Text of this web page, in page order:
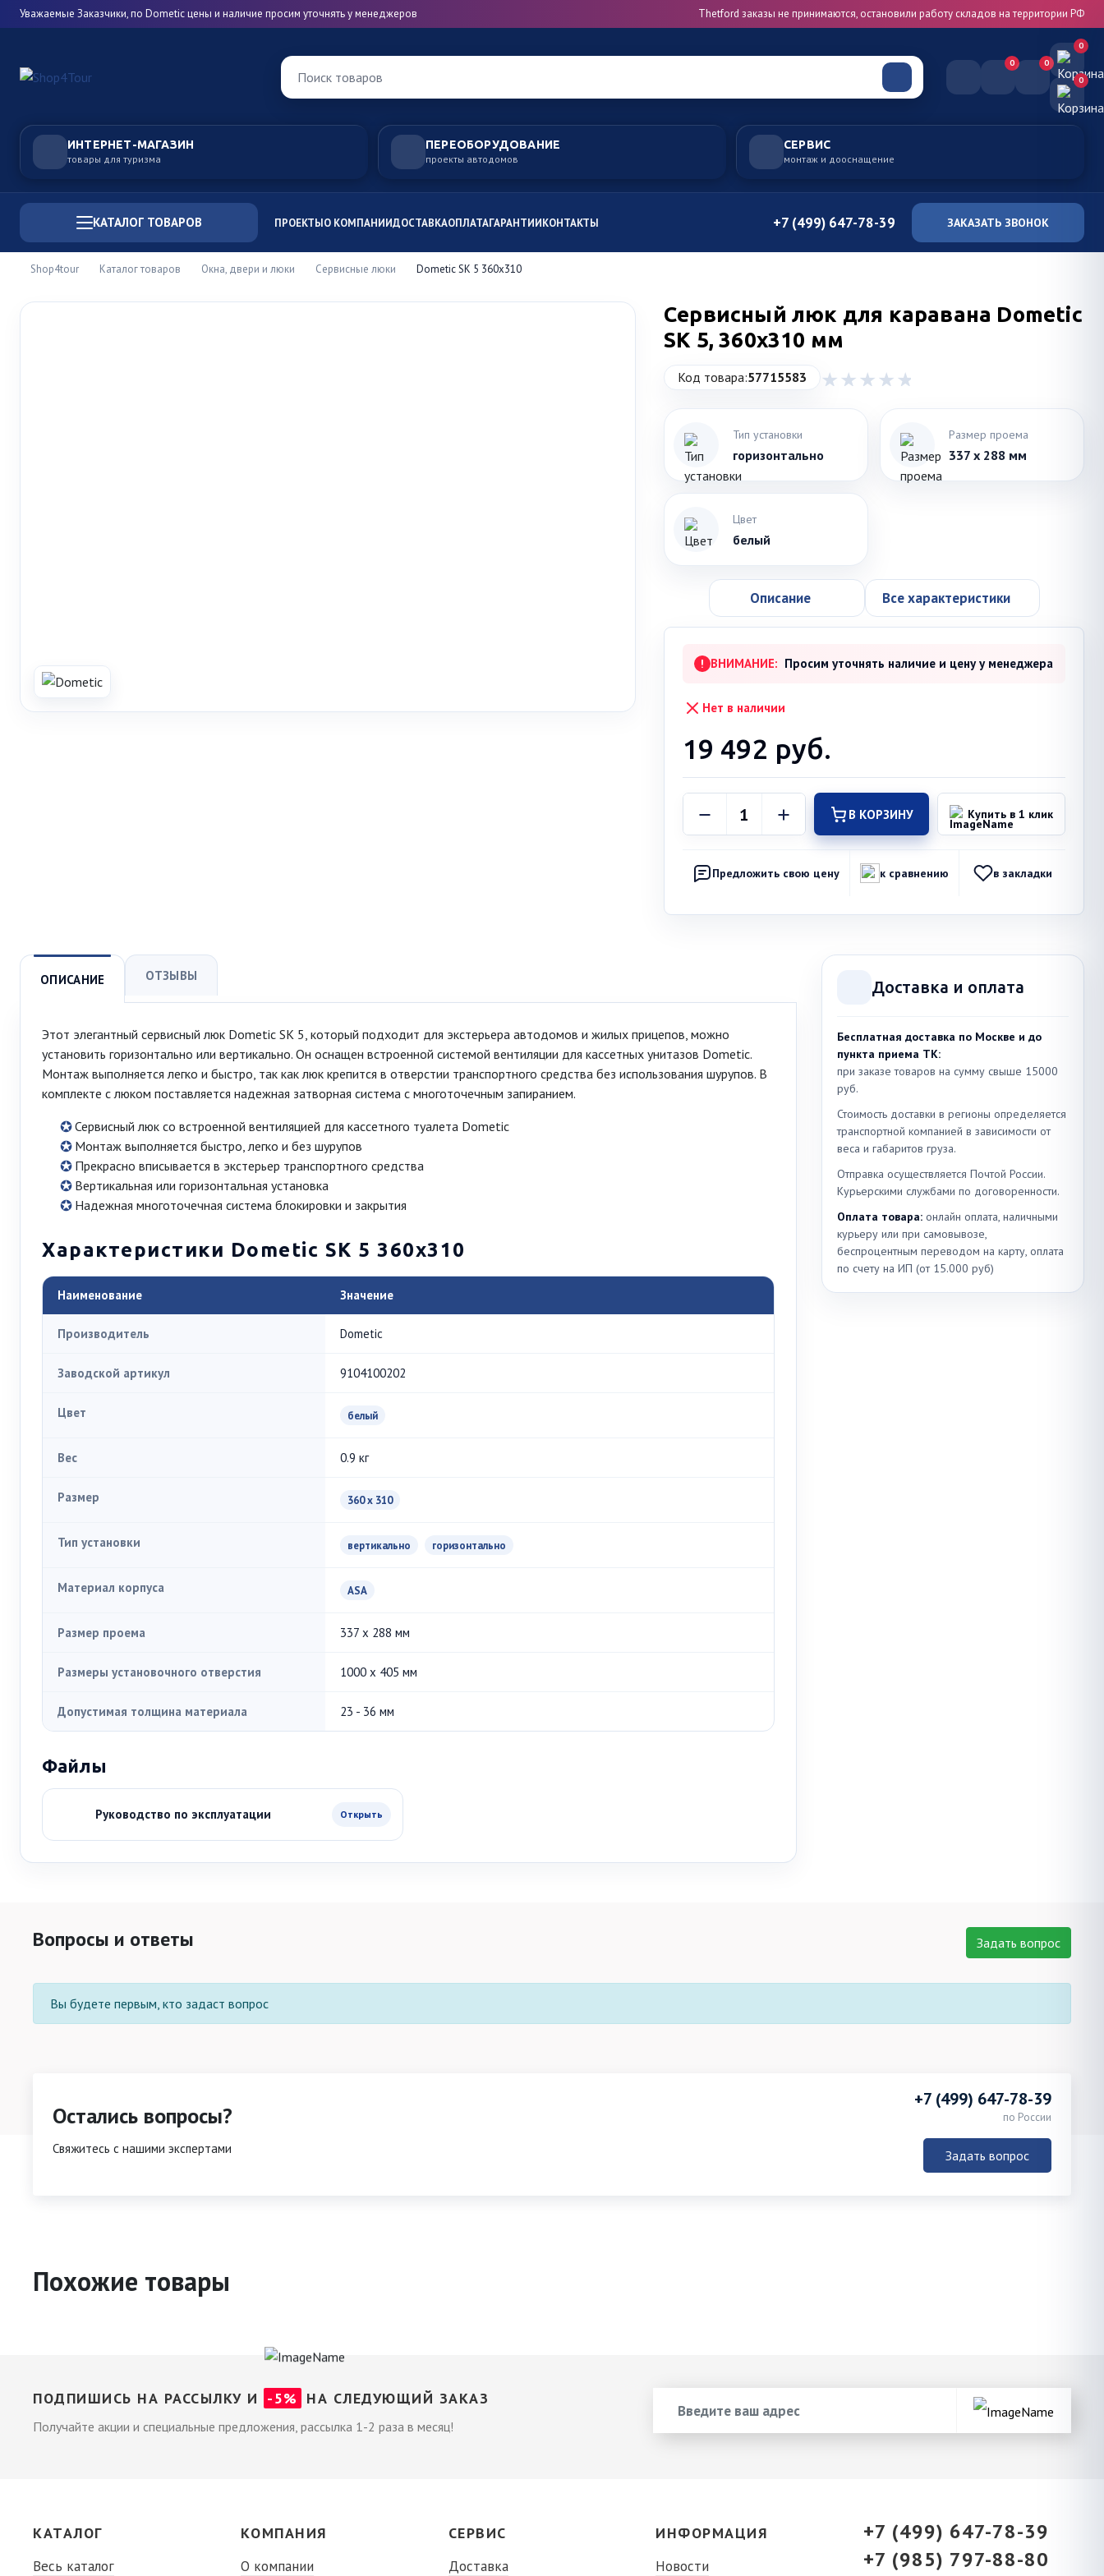
Уважаемые Заказчики, по Dometic цены и наличие просим уточнять у менеджеров Thetford заказы не принимаются, остановили работу складов на территории РФ
Поиск товаров
0 0
0
0
ИНТЕРНЕТ-МАГАЗИН
товары для туризма
ПЕРЕОБОРУДОВАНИЕ
проекты автодомов
СЕРВИС
монтаж и дооснащение
КАТАЛОГ ТОВАРОВ ПРОЕКТЫО КОМПАНИИДОСТАВКАОПЛАТАГАРАНТИИКОНТАКТЫ +7 (499) 647-78-39 ЗАКАЗАТЬ ЗВОНОК
Shop4tour Каталог товаров Окна, двери и люки Сервисные люки Dometic SK 5 360x310
Сервисный люк для каравана Dometic
SK 5, 360x310 мм
Код товара:57715583
Тип установки
горизонтально
Размер проема
337 x 288 мм
Цвет
белый
Описание Все характеристики
! ВНИМАНИЕ: Просим уточнять наличие и цену у менеджера
Нет в наличии
19 492 руб.
В КОРЗИНУ Купить в 1 клик
Предложить свою цену к сравнению в закладки
ОПИСАНИЕ ОТЗЫВЫ
Этот элегантный сервисный люк Dometic SK 5, который подходит для экстерьера автодомов и жилых прицепов, можно
установить горизонтально или вертикально. Он оснащен встроенной системой вентиляции для кассетных унитазов Dometic.
Монтаж выполняется легко и быстро, так как люк крепится в отверстии транспортного средства без использования шурупов. В
комплекте с люком поставляется надежная затворная система с многоточечным запиранием.
Сервисный люк со встроенной вентиляцией для кассетного туалета Dometic
Монтаж выполняется быстро, легко и без шурупов
Прекрасно вписывается в экстерьер транспортного средства
Вертикальная или горизонтальная установка
Надежная многоточечная система блокировки и закрытия
Характеристики Dometic SK 5 360x310
Наименование Значение
Производитель Dometic
Заводской артикул 9104100202
Цвет белый
Вес 0.9 кг
Размер 360 x 310
Тип установки вертикально горизонтально
Материал корпуса ASA
Размер проема 337 x 288 мм
Размеры установочного отверстия 1000 x 405 мм
Допустимая толщина материала 23 - 36 мм
Файлы
Руководство по эксплуатации Открыть
Доставка и оплата
Бесплатная доставка по Москве и до
пункта приема ТК:
при заказе товаров на сумму свыше 15000
руб.
Стоимость доставки в регионы определяется
транспортной компанией в зависимости от
веса и габаритов груза.
Отправка осуществляется Почтой России.
Курьерскими службами по договоренности.
Оплата товара: онлайн оплата, наличными
курьеру или при самовывозе,
беспроцентным переводом на карту, оплата
по счету на ИП (от 15.000 руб)
Вопросы и ответы Задать вопрос
Вы будете первым, кто задаст вопрос
Остались вопросы?
Свяжитесь с нашими экспертами
+7 (499) 647-78-39
по России
Задать вопрос
Похожие товары
ПОДПИШИСЬ НА РАССЫЛКУ И -5% НА СЛЕДУЮЩИЙ ЗАКАЗ
Получайте акции и специальные предложения, рассылка 1-2 раза в месяц!
КАТАЛОГ
Весь каталог
КОМПАНИЯ
О компании
СЕРВИС
Доставка
ИНФОРМАЦИЯ
Новости
+7 (499) 647-78-39
+7 (985) 797-88-80